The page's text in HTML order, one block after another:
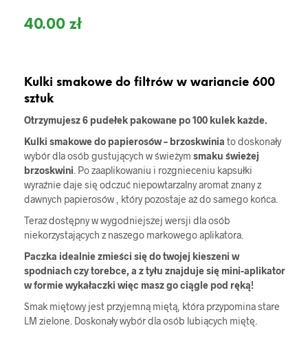
40.00 zł
Kulki smakowe do filtrów w wariancie 600
sztuk
Otrzymujesz 6 pudełek pakowane po 100 kulek każde.
Kulki smakowe do papierosów – brzoskwinia to doskonały
wybór dla osób gustujących w świeżym smaku świeżej
brzoskwini . Po zaaplikowaniu i rozgnieceniu kapsułki
wyraźnie daje się odczuć niepowtarzalny aromat znany z
dawnych papierosów , który pozostaje aż do samego końca.
Teraz dostępny w wygodniejszej wersji dla osób
niekorzystających z naszego markowego aplikatora.
Paczka idealnie zmieści się do twojej kieszeni w
spodniach czy torebce, a z tyłu znajduje się mini-aplikator
w formie wykałaczki więc masz go ciągle pod ręką!
Smak miętowy jest przyjemną miętą, która przypomina stare
LM zielone. Doskonały wybór dla osób lubiących miętę.